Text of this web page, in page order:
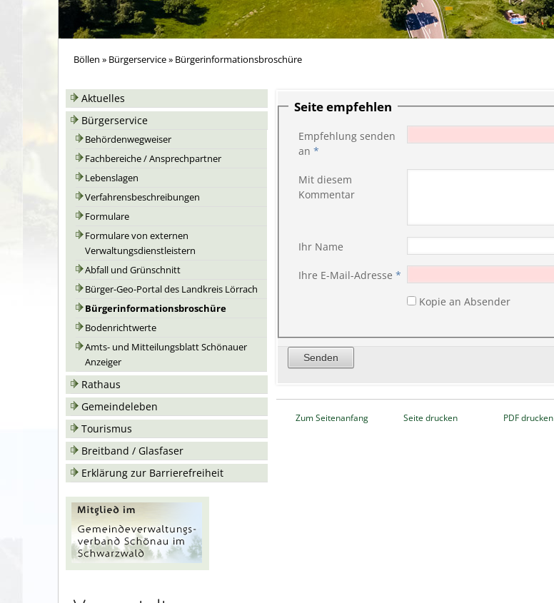
Böllen » Bürgerservice» Bürgerinformationsbroschüre
Aktuelles
Bürgerservice
Behördenwegweiser
Fachbereiche / Ansprechpartner
Lebenslagen
Verfahrensbeschreibungen
Formulare
Formulare von externen
Verwaltungsdienstleistern
Abfall und Grünschnitt
Bürger-Geo-Portal des Landkreis Lörrach
Bürgerinformationsbroschüre
Bodenrichtwerte
Amts- und Mitteilungsblatt Schönauer
Anzeiger
Rathaus
Gemeindeleben
Tourismus
Breitband / Glasfaser
Erklärung zur Barrierefreiheit
Seite empfehlen
Empfehlung senden
an *
Mit diesem
Kommentar
Ihr Name
Ihre E-Mail-Adresse *
Kopie an Absender
Zum Seitenanfang Seite drucken PDF drucken